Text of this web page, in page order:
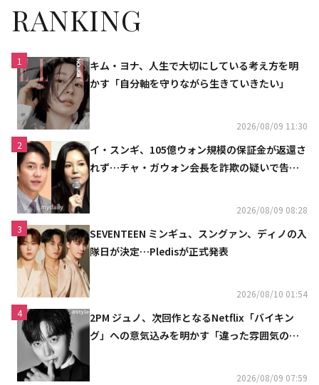
RANKING
1
キム・ヨナ、人生で大切にしている考え方を明
かす「自分軸を守りながら生きていきたい」
2026/08/09 11:30
2
イ・スンギ、105億ウォン規模の保証金が返還さ
れず…チャ・ガウォン会長を詐欺の疑いで告訴
2026/08/09 08:28
3
SEVENTEEN ミンギュ、スングァン、ディノの入
隊日が決定…Pledisが正式発表
2026/08/10 01:54
4
2PM ジュノ、次回作となるNetflix「バイキン
グ」への意気込みを明かす「違った雰囲気の姿
2026/08/09 07:59